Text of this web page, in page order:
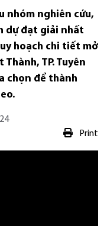
nhóm nghiên cứu,
dự đạt giải nhất
hoạch chi tiết mở
TP. Tuyên
chọn để thành
Print